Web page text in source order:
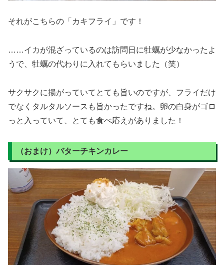
それがこちらの「カキフライ」です！
……イカが混ざっているのは訪問日に牡蠣が少なかったよ
うで、牡蠣の代わりに入れてもらいました（笑）
サクサクに揚がっていてとても旨いのですが、フライだけ
でなくタルタルソースも旨かったですね。卵の白身がゴロ
っと入っていて、とても食べ応えがありました！
（おまけ）バターチキンカレー